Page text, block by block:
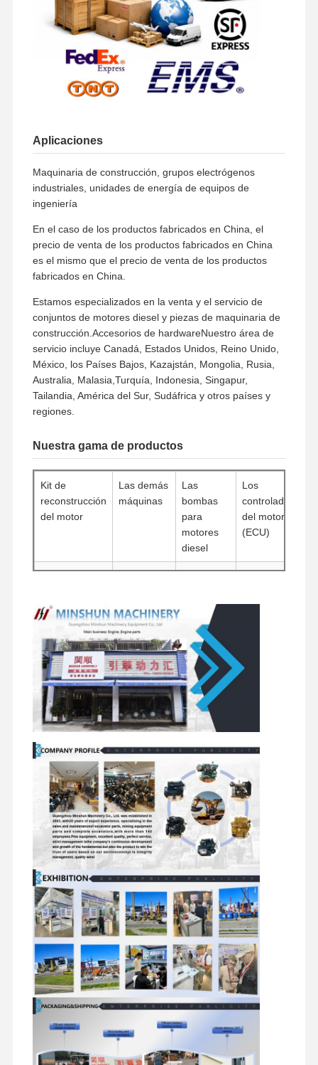
Aplicaciones
Maquinaria de construcción, grupos electrógenos
industriales, unidades de energía de equipos de
ingeniería
En el caso de los productos fabricados en China, el
precio de venta de los productos fabricados en China
es el mismo que el precio de venta de los productos
fabricados en China.
Estamos especializados en la venta y el servicio de
conjuntos de motores diesel y piezas de maquinaria de
construcción.Accesorios de hardwareNuestro área de
servicio incluye Canadá, Estados Unidos, Reino Unido,
México, los Países Bajos, Kazajstán, Mongolia, Rusia,
Australia, Malasia,Turquía, Indonesia, Singapur,
Tailandia, América del Sur, Sudáfrica y otros países y
regiones.
Nuestra gama de productos
Kit de
reconstrucción
del motor
Las demás
máquinas
Las
bombas
para
motores
diesel
Los
controladores
del motor
(ECU)
de agua
Motores de
arranque
Filtros
Otros
accesorios
para
motores
para
Componentes
giratorios
Las
válvulas de
Conjuntos
de
de viaje
accesorios